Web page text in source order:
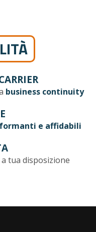
business continuity
e affidabili
tua disposizione